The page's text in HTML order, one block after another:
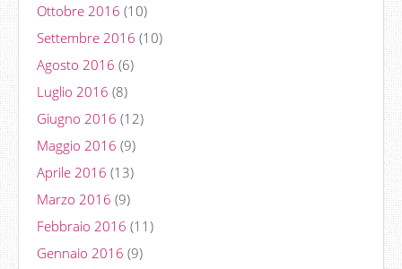
Ottobre 2016 (10)
Settembre 2016 (10)
Agosto 2016 (6)
Luglio 2016 (8)
Giugno 2016 (12)
Maggio 2016 (9)
Aprile 2016 (13)
Marzo 2016 (9)
Febbraio 2016 (11)
Gennaio 2016 (9)